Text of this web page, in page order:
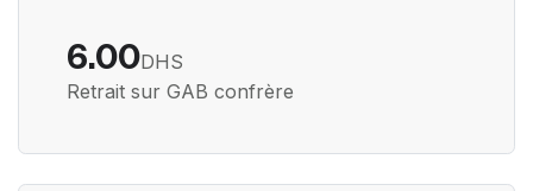
6.00DHS
Retrait sur GAB confrère